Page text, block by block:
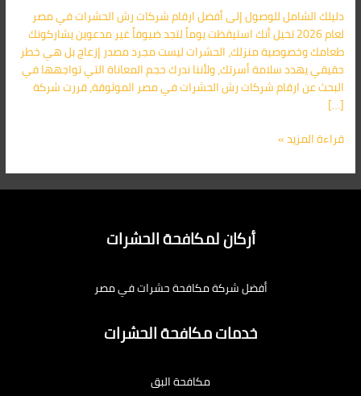
دليلك الشامل للوصول إلى أفضل ارقام شركات رش الحشرات في مصر
لعام 2026 تخيل أنك استيقظت يوماً لتجد ضيوفاً غير مدعوين يشاركونك
طعامك وخصوصية منزلك، الحشرات ليست مجرد مصدر إزعاج بل هي خطر
حقيقي يهدد سلامة أسرتك، ولأننا ندرك حجم المعاناة التي تواجهها في
البحث عن ارقام شركات رش الحشرات في مصر الموثوقة، قررت شركة
[…]
قراءة المزيد »
أركان لمكافحة الحشرات
أفضل شركة مكافحة حشرات في مصر
خدمات مكافحة الحشرات
مكافحة البق